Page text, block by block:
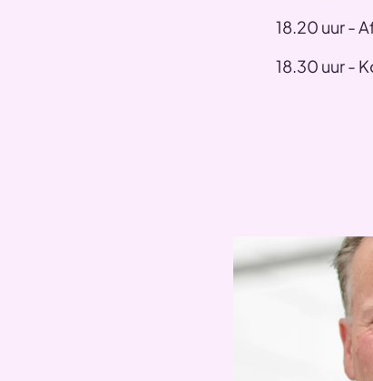
18.20 uur -
18.30 uur -